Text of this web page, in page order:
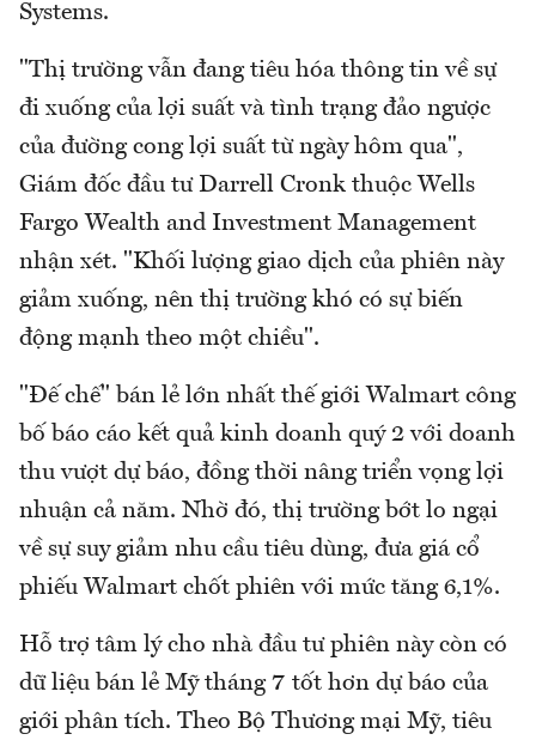
Systems.
"Thị trường vẫn đang tiêu hóa thông tin về sự
đi xuống của lợi suất và tình trạng đảo ngược
của đường cong lợi suất từ ngày hôm qua",
Giám đốc đầu tư Darrell Cronk thuộc Wells
Fargo Wealth and Investment Management
nhận xét. "Khối lượng giao dịch của phiên này
giảm xuống, nên thị trường khó có sự biến
động mạnh theo một chiều".
"Đế chế" bán lẻ lớn nhất thế giới Walmart công
bố báo cáo kết quả kinh doanh quý 2 với doanh
thu vượt dự báo, đồng thời nâng triển vọng lợi
nhuận cả năm. Nhờ đó, thị trường bớt lo ngại
về sự suy giảm nhu cầu tiêu dùng, đưa giá cổ
phiếu Walmart chốt phiên với mức tăng 6,1%.
Hỗ trợ tâm lý cho nhà đầu tư phiên này còn có
dữ liệu bán lẻ Mỹ tháng 7 tốt hơn dự báo của
giới phân tích. Theo Bộ Thương mại Mỹ, tiêu